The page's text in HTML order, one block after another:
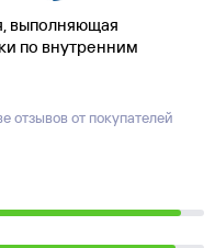
выполняющая
по внутренним
отзывов от покупателей